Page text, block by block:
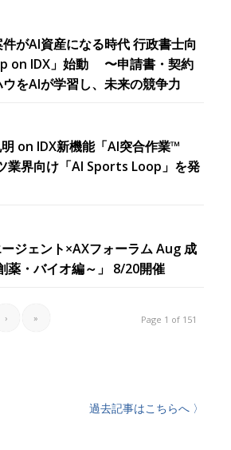
がAI資産になる時代 行政書士向
on IDX」始動 〜申請書・契約
をAIが学習し、未来の競争力
on IDX新機能「AI突合作業™︎
業界向け「AI Sports Loop」を発
ジェント×AXフォーラム Aug 成
薬・バイオ編～」 8/20開催
Page 1 of 151
› »
過去記事はこちらへ 〉